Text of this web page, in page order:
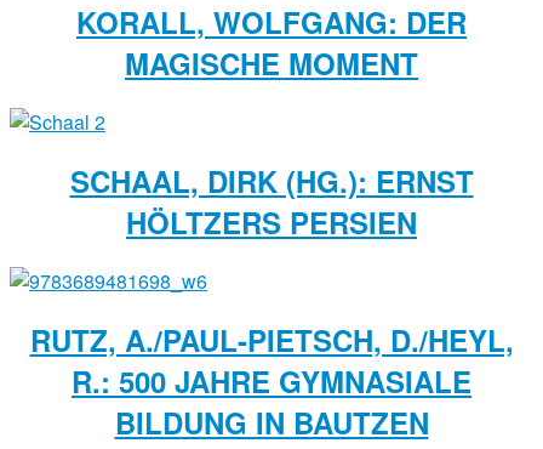
KORALL, WOLFGANG: DER
MAGISCHE MOMENT
SCHAAL, DIRK (HG.): ERNST
HÖLTZERS PERSIEN
RUTZ, A./PAUL-PIETSCH, D./HEYL,
R.: 500 JAHRE GYMNASIALE
BILDUNG IN BAUTZEN